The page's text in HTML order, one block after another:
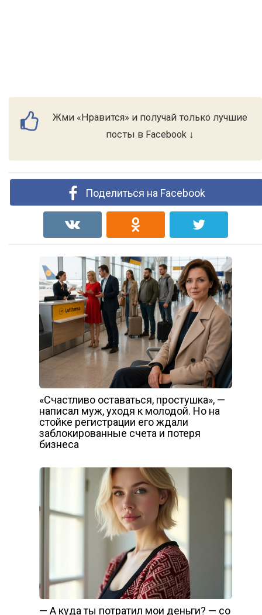
Жми «Нравится» и получай только лучшие
посты в Facebook ↓
Поделиться на Facebook
«Счастливо оставаться, простушка», —
написал муж, уходя к молодой. Но на
стойке регистрации его ждали
заблокированные счета и потеря
бизнеса
— А куда ты потратил мои деньги? — со